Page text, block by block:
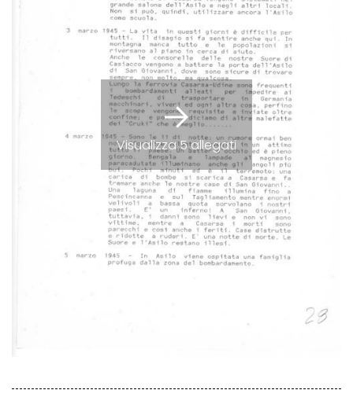
Visualizza 5 allegati